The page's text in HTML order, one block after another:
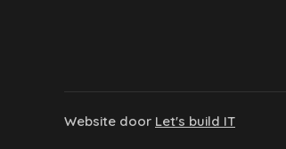
Website door Let's build IT